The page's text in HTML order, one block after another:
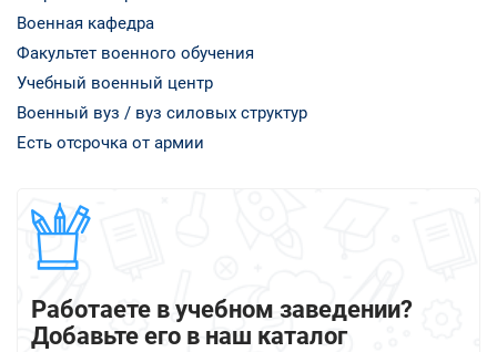
Военная кафедра
Факультет военного обучения
Учебный военный центр
Военный вуз / вуз силовых структур
Есть отсрочка от армии
Работаете в учебном заведении?
Добавьте его в наш каталог